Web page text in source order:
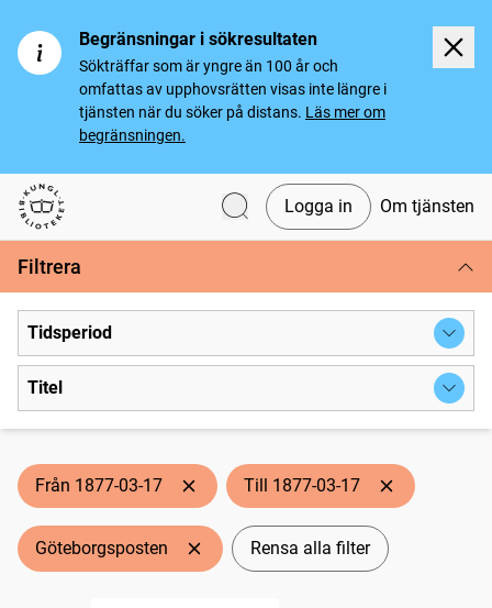
Begränsningar i sökresultaten
Sökträffar som är yngre än 100 år och
omfattas av upphovsrätten visas inte längre i
tjänsten när du söker på distans. Läs mer om
begränsningen.
Svenska tidningar
Logga in Om tjänsten
Filtrera
Tidsperiod
Titel
Från 1877-03-17 Till 1877-03-17
Göteborgsposten Rensa alla filter